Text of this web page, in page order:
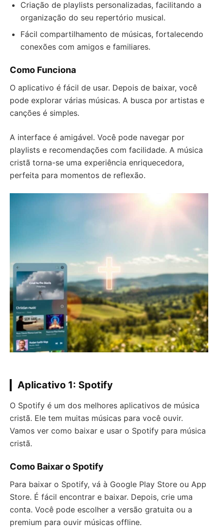
Criação de playlists personalizadas, facilitando a
organização do seu repertório musical.
Fácil compartilhamento de músicas, fortalecendo
conexões com amigos e familiares.
Como Funciona
O aplicativo é fácil de usar. Depois de baixar, você
pode explorar várias músicas. A busca por artistas e
canções é simples.
A interface é amigável. Você pode navegar por
playlists e recomendações com facilidade. A música
cristã torna-se uma experiência enriquecedora,
perfeita para momentos de reflexão.
Aplicativo 1: Spotify
O Spotify é um dos melhores aplicativos de música
cristã. Ele tem muitas músicas para você ouvir.
Vamos ver como baixar e usar o Spotify para música
cristã.
Como Baixar o Spotify
Para baixar o Spotify, vá à Google Play Store ou App
Store. É fácil encontrar e baixar. Depois, crie uma
conta. Você pode escolher a versão gratuita ou a
premium para ouvir músicas offline.